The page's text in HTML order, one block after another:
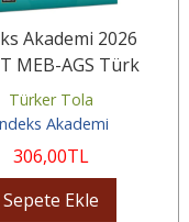
Akademi 2026
MEB-AGS Türk
ve Edebiyatı 11
Deneme...
Türker Tola
Akademi
306,00TL
Sepete Ekle